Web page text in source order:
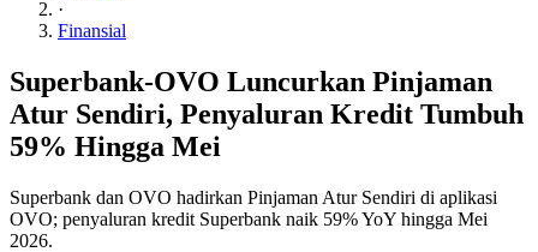
·
Finansial
Superbank-OVO Luncurkan Pinjaman
Atur Sendiri, Penyaluran Kredit Tumbuh
59% Hingga Mei
Superbank dan OVO hadirkan Pinjaman Atur Sendiri di aplikasi
OVO; penyaluran kredit Superbank naik 59% YoY hingga Mei
2026.